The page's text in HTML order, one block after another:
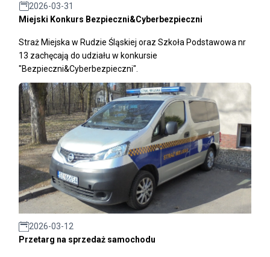
2026-03-31
Miejski Konkurs Bezpieczni&Cyberbezpieczni
Straż Miejska w Rudzie Śląskiej oraz Szkoła Podstawowa nr
13 zachęcają do udziału w konkursie
"Bezpieczni&Cyberbezpieczni".
2026-03-12
Przetarg na sprzedaż samochodu